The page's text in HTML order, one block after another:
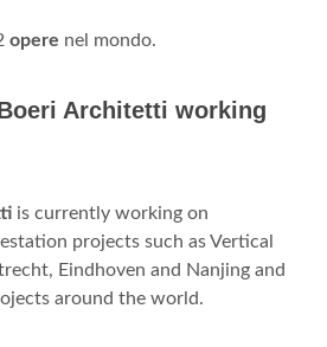
opere nel mondo.
Architetti working
is currently working on
projects such as Vertical
Eindhoven and Nanjing and
around the world.